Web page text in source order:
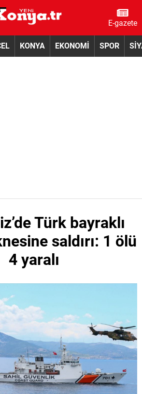
E-gazete
KONYA EKONOMİ SPOR
Türk bayraklı
saldırı: 1 ölü
4 yaralı